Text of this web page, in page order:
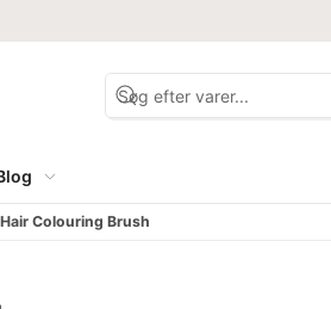
Colouring Brush